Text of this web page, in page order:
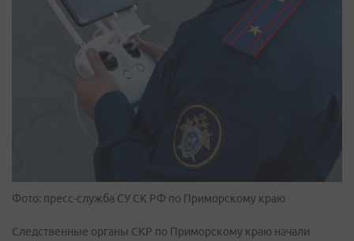
Фото: пресс-служба СУ СК РФ по Приморскому краю
Следственные органы СКР по Приморскому краю начали